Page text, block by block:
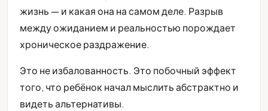
жизнь — и какая она на самом деле. Разрыв
между ожиданием и реальностью порождает
хроническое раздражение.
Это не избалованность. Это побочный эффект
того, что ребёнок начал мыслить абстрактно и
видеть альтернативы.